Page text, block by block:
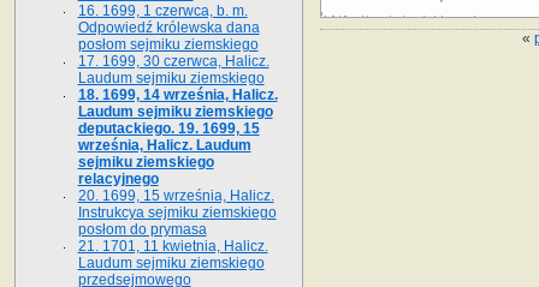
«
16. 1699, 1 czerwca, b. m.
Odpowiedź królewska dana
posłom sejmiku ziemskiego
17. 1699, 30 czerwca, Halicz.
Laudum sejmiku ziemskiego
18. 1699, 14 września, Halicz.
Laudum sejmiku ziemskiego
deputackiego. 19. 1699, 15
września, Halicz. Laudum
sejmiku ziemskiego
relacyjnego
20. 1699, 15 września, Halicz.
Instrukcya sejmiku ziemskiego
posłom do prymasa
21. 1701, 11 kwietnia, Halicz.
Laudum sejmiku ziemskiego
przedsejmowego